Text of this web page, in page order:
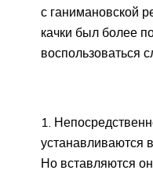
с ганимановской
качки был более
воспользоваться
устанавливаются
Но вставляются